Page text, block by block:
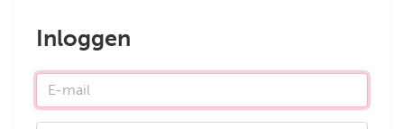
Inloggen
E-mail